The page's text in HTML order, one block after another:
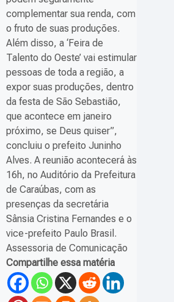
complementar sua renda, com
o fruto de suas produções.
Além disso, a ‘Feira de
Talento do Oeste’ vai estimular
pessoas de toda a região, a
expor suas produções, dentro
da festa de São Sebastião,
que acontece em janeiro
próximo, se Deus quiser”,
concluiu o prefeito Juninho
Alves. A reunião acontecerá às
16h, no Auditório da Prefeitura
de Caraúbas, com as
presenças da secretária
Sânsia Cristina Fernandes e o
vice-prefeito Paulo Brasil.
Assessoria de Comunicação
Compartilhe essa matéria